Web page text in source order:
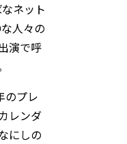
ネット
人々の
演で呼
のプレ
レンダ
にしの